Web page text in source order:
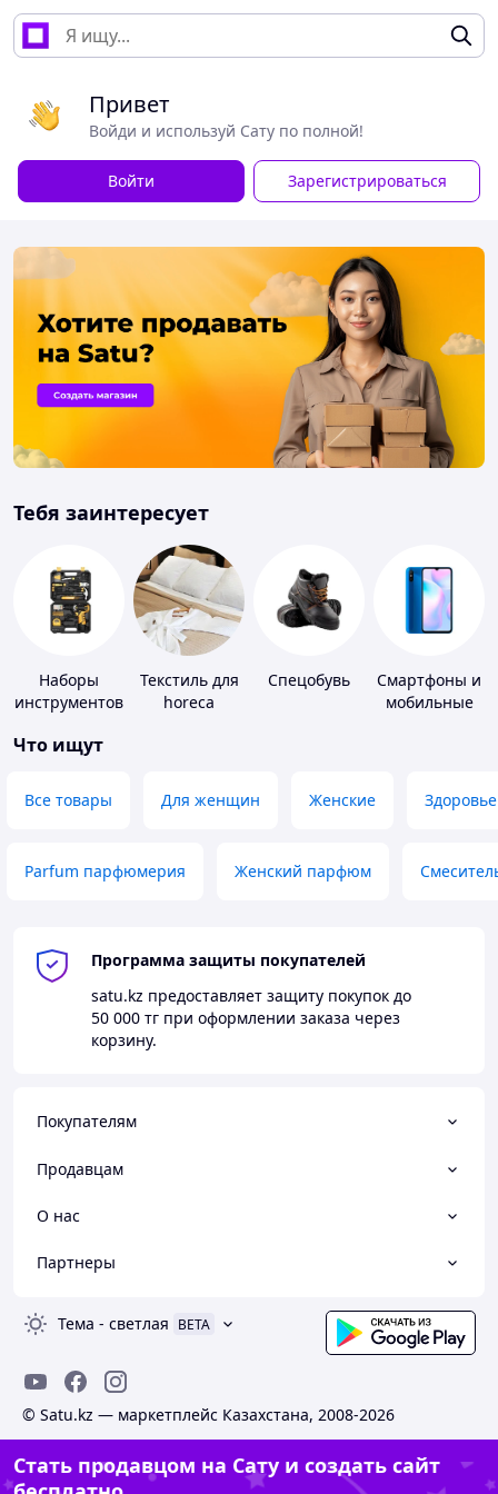
Привет
Войди и используй Сату по полной!
Войти Зарегистрироваться
Тебя заинтересует
Наборы
инструментов
Текстиль для
horeca
Спецобувь
Смартфоны и
мобильные
Что ищут
Все товары Для женщин Женские Здоровье
Parfum парфюмерия Женский парфюм
Программа защиты покупателей
satu.kz предоставляет защиту покупок до
50 000 тг при оформлении заказа через
корзину.
Покупателям
Продавцам
О нас
Партнеры
Тема - светлая BETA
© Satu.kz — маркетплейс Казахстана, 2008-2026
Стать продавцом на Сату и создать сайт